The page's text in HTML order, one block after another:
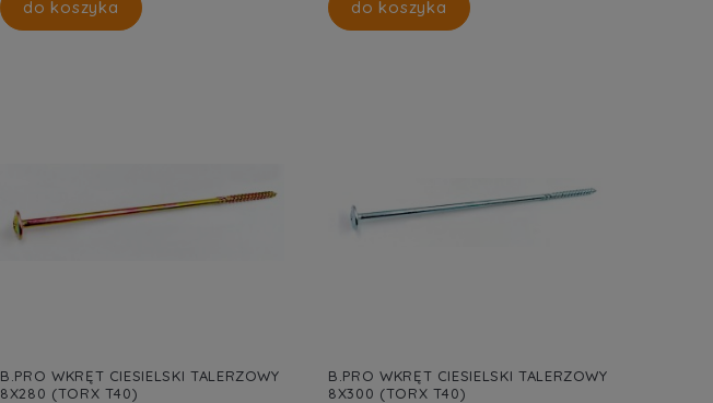
do koszyka do koszyka
B.PRO WKRĘT CIESIELSKI TALERZOWY
8X280 (TORX T40)
B.PRO WKRĘT CIESIELSKI TALERZOWY
8X300 (TORX T40)